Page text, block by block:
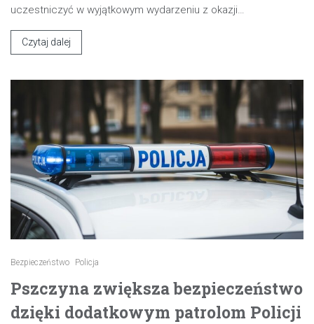
uczestniczyć w wyjątkowym wydarzeniu z okazji…
Czytaj dalej
Bezpieczeństwo Policja
Pszczyna zwiększa bezpieczeństwo
dzięki dodatkowym patrolom Policji